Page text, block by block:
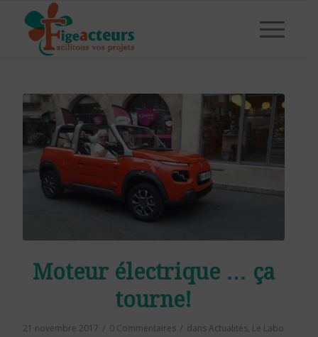
Moteur électrique … ça
tourne!
21 novembre 2017 / 0 Commentaires / dansActualités, Le Labo